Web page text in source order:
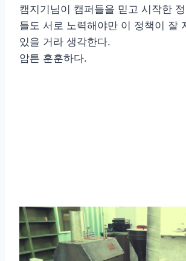
캠지기님이 캠퍼들을 믿고 시작한
들도 서로 노력해야만 이 정책이 잘
있을 거라 생각한다.
암튼 훈훈하다.